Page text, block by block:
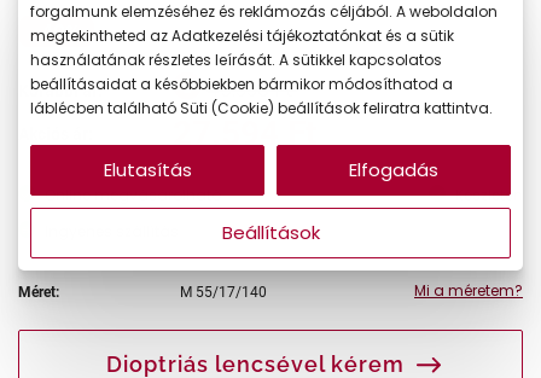
-40%
Korábbi ár: 45.990 Ft
Online megvásárolható
Készleten
Méret: M 55/17/140 Mi a méretem?
Dioptriás lencsével kérem
forgalmunk elemzéséhez és reklámozás céljából. A weboldalon
megtekintheted az Adatkezelési tájékoztatónkat és a sütik
használatának részletes leírását. A sütikkel kapcsolatos
beállításaidat a későbbiekben bármikor módosíthatod a
láblécben található Süti (Cookie) beállítások feliratra kattintva.
Beállítások
Elutasítás Elfogadás